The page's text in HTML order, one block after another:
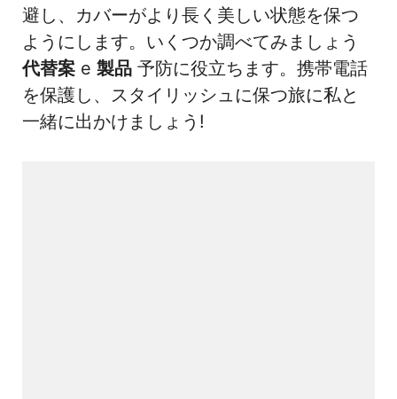
避し、カバーがより長く美しい状態を保つ
ようにします。いくつか調べてみましょう
代替案 e 製品 予防に役立ちます。携帯電話
を保護し、スタイリッシュに保つ旅に私と
一緒に出かけましょう!